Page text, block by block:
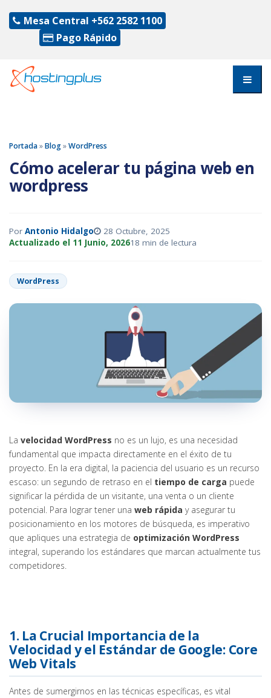
Mesa Central +562 2582 1100
Pago Rápido
Portada»Blog»WordPress
Cómo acelerar tu página web en
wordpress
Por Antonio Hidalgo
28 Octubre, 2025
Actualizado el 11 Junio, 202618 min de lectura
WordPress
La velocidad WordPress no es un lujo, es una necesidad
fundamental que impacta directamente en el éxito de tu
proyecto. En la era digital, la paciencia del usuario es un recurso
escaso: un segundo de retraso en el tiempo de carga puede
significar la pérdida de un visitante, una venta o un cliente
potencial. Para lograr tener una web rápida y asegurar tu
posicionamiento en los motores de búsqueda, es imperativo
que apliques una estrategia de optimización WordPress
integral, superando los estándares que marcan actualmente tus
competidores.
1. La Crucial Importancia de la
Velocidad y el Estándar de Google: Core
Web Vitals
Antes de sumergirnos en las técnicas específicas, es vital